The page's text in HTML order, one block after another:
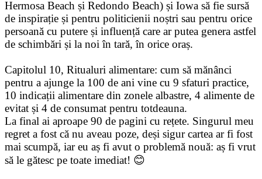
Hermosa Beach și Redondo Beach) și Iowa să fie sursă
de inspirație și pentru politicienii noștri sau pentru orice
persoană cu putere și influență care ar putea genera astfel
de schimbări și la noi în tară, în orice oraș.
Capitolul 10, Ritualuri alimentare: cum să mănânci
pentru a ajunge la 100 de ani vine cu 9 sfaturi practice,
10 indicații alimentare din zonele albastre, 4 alimente de
evitat și 4 de consumat pentru totdeauna.
La final ai aproape 90 de pagini cu rețete. Singurul meu
regret a fost că nu aveau poze, deși sigur cartea ar fi fost
mai scumpă, iar eu aș fi avut o problemă nouă: aș fi vrut
să le gătesc pe toate imediat! 😊